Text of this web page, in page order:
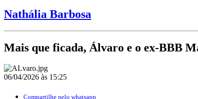
Nathália Barbosa
Mais que ficada, Álvaro e o ex-BBB
06/04/2026 às 15:25
Compartilhe pelo whatsapp